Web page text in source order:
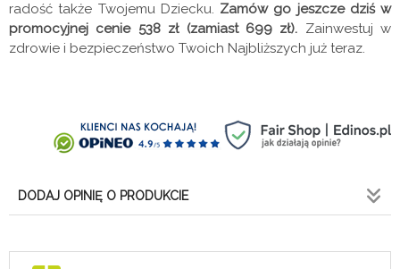
radość także Twojemu Dziecku. Zamów go jeszcze dziś w
promocyjnej cenie 538 zł (zamiast 699 zł). Zainwestuj w
zdrowie i bezpieczeństwo Twoich Najbliższych już teraz.
DODAJ OPINIĘ O PRODUKCIE